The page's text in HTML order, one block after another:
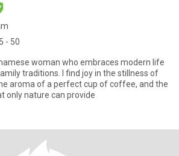
- 50
woman who embraces modern life
traditions. I find joy in the stillness of
aroma of a perfect cup of coffee, and the
only nature can provide